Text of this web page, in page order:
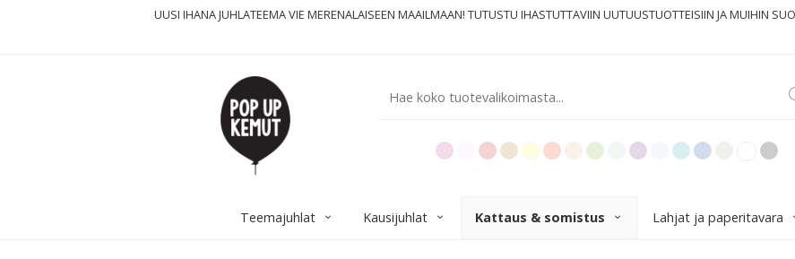
UUSI IHANA JUHLATEEMA VIE MERENALAISEEN MAAILMAAN! TUTUSTU IHASTUTTAVIIN UUTUUSTUOTTEISIIN JA MUIHIN
Teemajuhlat Kausijuhlat Kattaus & somistus Lahjat ja paperitavara